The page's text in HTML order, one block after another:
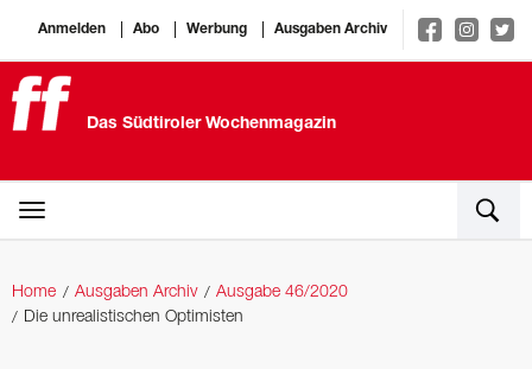
Anmelden Abo Werbung Ausgaben Archiv
Das Südtiroler Wochenmagazin
Home Ausgaben Archiv
Ausgabe 46/2020
Die unrealistischen Optimisten